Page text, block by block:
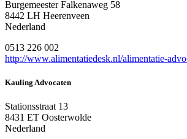
Burgemeester Falkenaweg 58
8442 LH Heerenveen
Nederland
0513 226 002
http://www.alimentatiedesk.nl/alimentatie-
Kauling Advocaten
Stationsstraat 13
8431 ET Oosterwolde
Nederland